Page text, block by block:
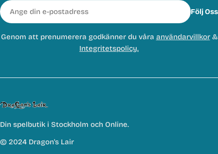
E-
post
Följ Oss
Genom att prenumerera godkänner du våra användarvillkor&
Integritetspolicy.
Din spelbutik i Stockholm och Online.
© 2024 Dragon's Lair